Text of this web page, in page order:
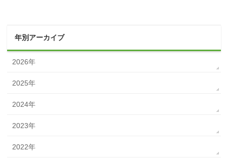
年別アーカイブ
2026年
2025年
2024年
2023年
2022年